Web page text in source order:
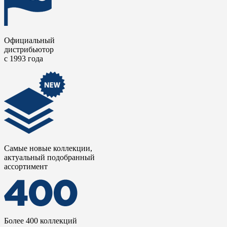
Официальный
дистрибьютор
с 1993 года
Самые новые коллекции,
актуальный подобранный
ассортимент
Более 400 коллекций